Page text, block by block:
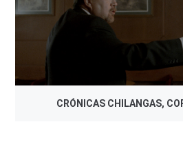
CRÓNICAS CHILANGAS,